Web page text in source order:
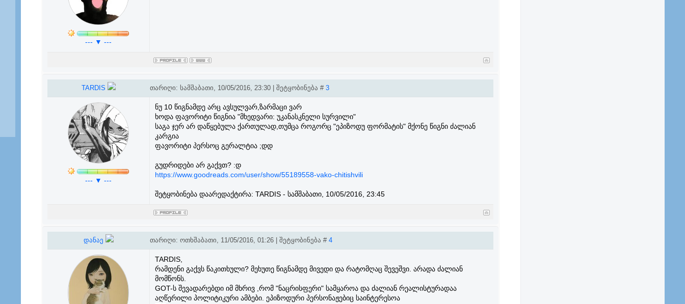
--- ▼ ---
TARDIS თარიღი: სამშაბათი, 10/05/2016, 23:30 | შეტყობინება # 3
--- ▼ ---
ნუ 10 წიგნამდე არც ავსულვარ,ზარმაცი ვარ
ხოდა ფავორიტი წიგნია "მხედვარი: უკანასკნელი სურვილი"
საგა ჯერ არ დაწყებულა ქართულად,თუმცა როგორც "ეპიზოდუ ფორმატის" მქონე წიგნი ძალიან
კარგია
ფავორიტი პერსოც გერალტია ;დდ
გუდრიდები არ გაქვთ? :დ
https://www.goodreads.com/user/show/55189558-vako-chitishvili
შეტყობინება დაარედაქტირა: TARDIS- სამშაბათი, 10/05/2016, 23:45
დანაე თარიღი: ოთხშაბათი, 11/05/2016, 01:26 | შეტყობინება # 4
TARDIS,
რამდენი გაქვს წაკითხული? მეხუთე წიგნამდე მივედი და რატომღაც შევეშვი. არადა ძალიან
მომწონს.
GOT-ს შევადარებდი იმ მხრივ ,რომ "ნაცრისფერი" სამყაროა და ძალიან რეალისტურადაა
აღწერილი პოლიტიკური ამბები. ეპიზოდური პერსონაჟებიც საინტერესოა